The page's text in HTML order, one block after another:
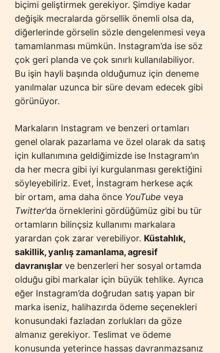
biçimi geliştirmek gerekiyor. Şimdiye kadar
değişik mecralarda görsellik önemli olsa da,
diğerlerinde görselin sözle dengelenmesi veya
tamamlanması mümkün. Instagram’da ise söz
çok geri planda ve çok sınırlı kullanılabiliyor.
Bu işin hayli başında olduğumuz için deneme
yanılmalar uzunca bir süre devam edecek gibi
görünüyor.
Markaların Instagram ve benzeri ortamları
genel olarak pazarlama ve özel olarak da satış
için kullanımına geldiğimizde ise Instagram’ın
da her mecra gibi iyi kurgulanması gerektiğini
söyleyebiliriz. Evet, İnstagram herkese açık
bir ortam, ama daha önce YouTube veya
Twitter’da örneklerini gördüğümüz gibi bu tür
ortamların bilinçsiz kullanımı markalara
yarardan çok zarar verebiliyor. Küstahlık,
sakillik, yanlış zamanlama, agresif
davranışlar ve benzerleri her sosyal ortamda
olduğu gibi markalar için büyük tehlike. Ayrıca
eğer Instagram’da doğrudan satış yapan bir
marka iseniz, halihazırda ödeme seçenekleri
konusundaki fazladan zorlukları da göze
almanız gerekiyor. Teslimat ve ödeme
konusunda yeterince hassas davranmazsanız